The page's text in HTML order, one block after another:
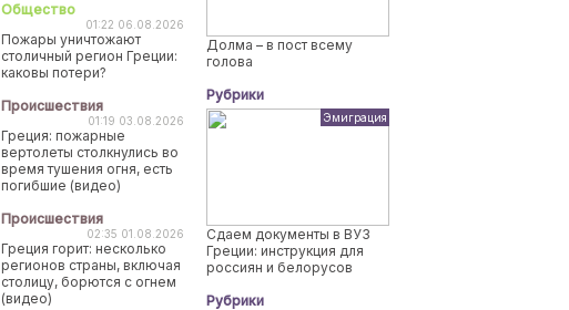
Общество
01:22 06.08.2026
Пожары уничтожают
столичный регион Греции:
каковы потери?
Происшествия
01:19 03.08.2026
Греция: пожарные
вертолеты столкнулись во
время тушения огня, есть
погибшие (видео)
Происшествия
02:35 01.08.2026
Греция горит: несколько
регионов страны, включая
столицу, борются с огнем
(видео)
Долма – в пост всему
голова
Рубрики
Эмиграция
Сдаем документы в ВУЗ
Греции: инструкция для
россиян и белорусов
Рубрики